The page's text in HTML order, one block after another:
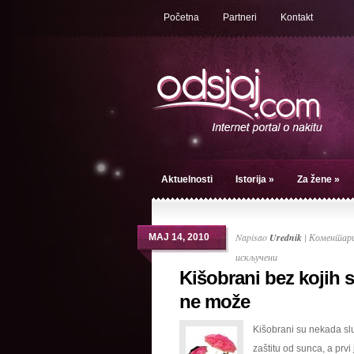
Početna Partneri Kontakt
Aktuelnosti Istorija » Za žene »
МАЈ 14, 2010 Napisao Urednik |
искљученина
Kišobrani
se
ne
Kišobrani bez kojih
ne može
Kišobrani su nekada
zaštitu od sunca, a prvi